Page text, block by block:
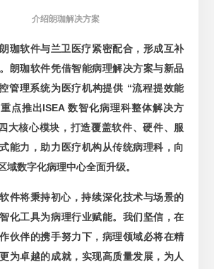
介绍朗珈解决方案
珈软件与兰卫医疗紧密配合，形成互补
朗珈软件凭借智能病理解决方案与新品
管理系统为医疗机构提供 “流程提效能
点推出ISEA 数智化病理科整体解决方
大核心模块，打造覆盖软件、硬件、服
能力，助力医疗机构从传统病理科，向
域数字化病理中心全面升级。
件将秉持初心，持续深化技术与场景的
化工具为病理行业赋能。我们坚信，在
伙伴的携手努力下，病理领域必将在精
为卓越的成就，实现高质量发展，为人